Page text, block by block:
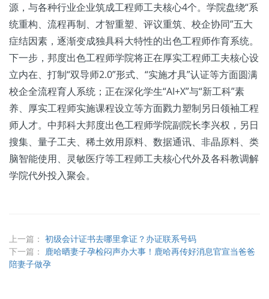
源，与各种行业企业筑成工程师工夫核心4个。学院盘绕“系
统重构、流程再制、才智重塑、评议重筑、校企协同”五大
症结因素，逐渐变成独具科大特性的出色工程师作育系统。
下一步，邦度出色工程师学院将正在厚实工程师工夫核心设
立内在、打制“双导师2.0”形式、“实施才具”认证等方面圆满
校企全流程育人系统；正在深化学生“AI+X”与“新工科”素
养、厚实工程师实施课程设立等方面戮力塑制另日领袖工程
师人才。中邦科大邦度出色工程师学院副院长李兴权，另日
搜集、量子工夫、稀土效用原料、数据通讯、非晶原料、类
脑智能使用、灵敏医疗等工程师工夫核心代外及各科教调解
学院代外投入聚会。
上一篇： 初级会计证书去哪里拿证？办证联系号码
下一篇：
鹿哈晒妻子孕检闷声办大事！鹿哈再传好消息官宣当爸爸
陪妻子做孕